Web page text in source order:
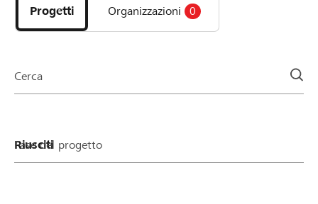
progetti
e
della
Progetti Organizzazioni 0
Cerca
Fase del progetto